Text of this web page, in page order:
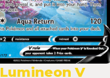
Lumineon V